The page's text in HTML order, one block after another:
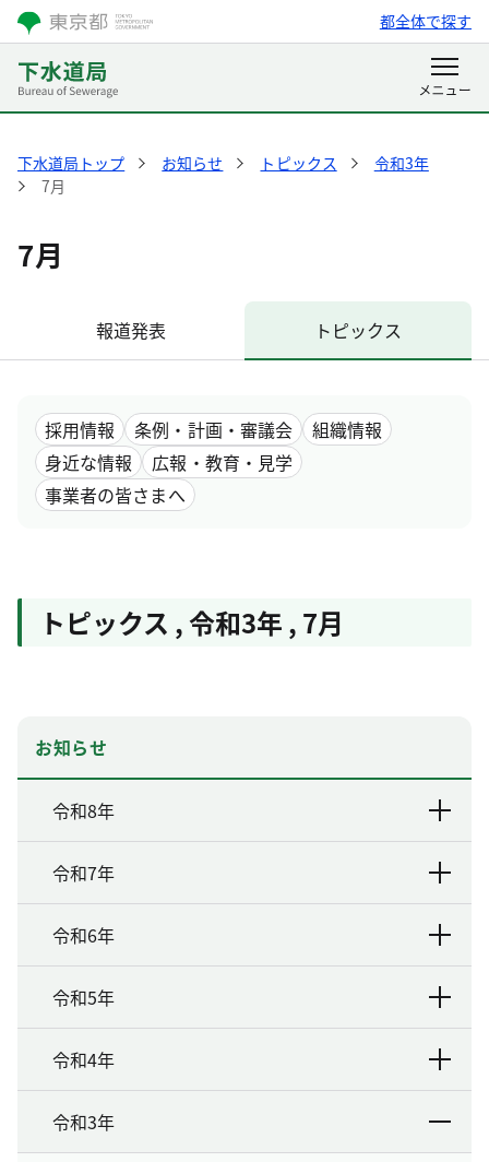
都全体で探す
下水道局トップ お知らせ トピックス
令和3年
7月
7月
報道発表 トピックス
採用情報 条例・計画・審議会
組織情報
身近な情報
広報・教育・見学
事業者の皆さまへ
トピックス ,令和3年 , 7月
お知らせ
令和8年
令和7年
令和6年
令和5年
令和4年
令和3年